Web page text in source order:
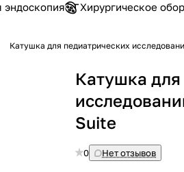
эндоскопия Хирургическое
Катушка для педиатрических
Катушка
Suite
0 Нет отзывов